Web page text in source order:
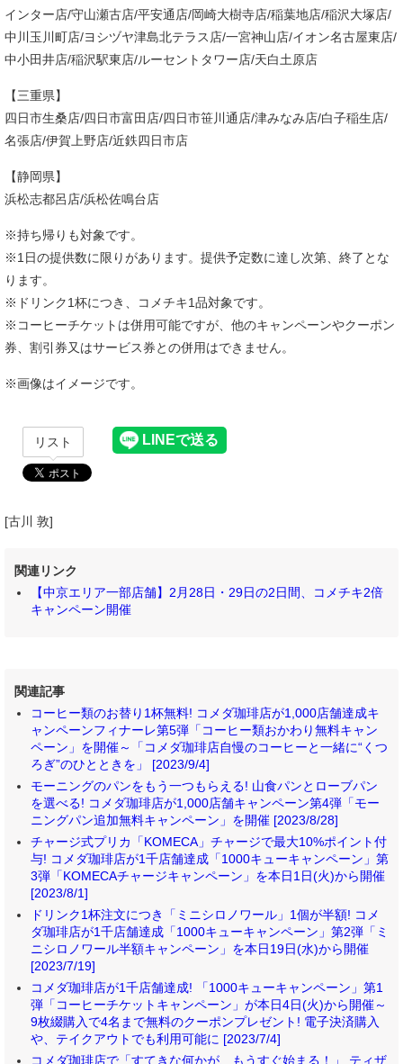
インター店/守山瀬古店/平安通店/岡崎大樹寺店/稲葉地店/稲沢大塚店/
中川玉川町店/ヨシヅヤ津島北テラス店/一宮神山店/イオン名古屋東店/
中小田井店/稲沢駅東店/ルーセントタワー店/天白土原店
【三重県】
四日市生桑店/四日市富田店/四日市笹川通店/津みなみ店/白子稲生店/
名張店/伊賀上野店/近鉄四日市店
【静岡県】
浜松志都呂店/浜松佐鳴台店
※持ち帰りも対象です。
※1日の提供数に限りがあります。提供予定数に達し次第、終了とな
ります。
※ドリンク1杯につき、コメチキ1品対象です。
※コーヒーチケットは併用可能ですが、他のキャンペーンやクーポン
券、割引券又はサービス券との併用はできません。
※画像はイメージです。
リスト
[古川 敦]
関連リンク
【中京エリア一部店舗】2月28日・29日の2日間、コメチキ2倍
キャンペーン開催
関連記事
コーヒー類のお替り1杯無料! コメダ珈琲店が1,000店舗達成キ
ャンペーンフィナーレ第5弾「コーヒー類おかわり無料キャン
ペーン」を開催～「コメダ珈琲店自慢のコーヒーと一緒に“くつ
ろぎ”のひとときを」 [2023/9/4]
モーニングのパンをもう一つもらえる! 山食パンとローブパン
を選べる! コメダ珈琲店が1,000店舗キャンペーン第4弾「モー
ニングパン追加無料キャンペーン」を開催 [2023/8/28]
チャージ式プリカ「KOMECA」チャージで最大10%ポイント付
与! コメダ珈琲店が1千店舗達成「1000キューキャンペーン」第
3弾「KOMECAチャージキャンペーン」を本日1日(火)から開催
[2023/8/1]
ドリンク1杯注文につき「ミニシロノワール」1個が半額! コメ
ダ珈琲店が1千店舗達成「1000キューキャンペーン」第2弾「ミ
ニシロノワール半額キャンペーン」を本日19日(水)から開催
[2023/7/19]
コメダ珈琲店が1千店舗達成! 「1000キューキャンペーン」第1
弾「コーヒーチケットキャンペーン」が本日4日(火)から開催～
9枚綴購入で4名まで無料のクーポンプレゼント! 電子決済購入
や、テイクアウトでも利用可能に [2023/7/4]
コメダ珈琲店で「すてきな何かが、もうすぐ始まる！」 ティザ